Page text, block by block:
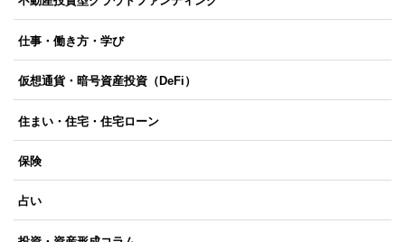
仕事・働き方・学び
仮想通貨・暗号資産投資（DeFi）
住まい・住宅・住宅ローン
保険
占い